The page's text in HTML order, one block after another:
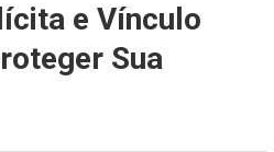
e Vínculo
Sua